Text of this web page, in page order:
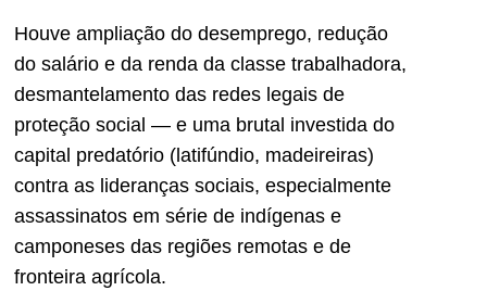
Houve ampliação do desemprego, redução
do salário e da renda da classe trabalhadora,
desmantelamento das redes legais de
proteção social — e uma brutal investida do
capital predatório (latifúndio, madeireiras)
contra as lideranças sociais, especialmente
assassinatos em série de indígenas e
camponeses das regiões remotas e de
fronteira agrícola.